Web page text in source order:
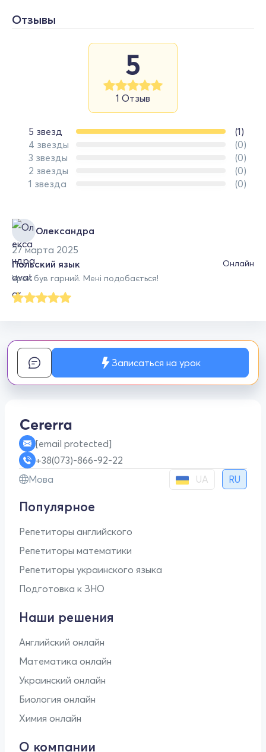
Отзывы
5
1 Отзыв
5 звезд
(1)
4 звезды
(0)
3 звезды
(0)
2 звезды
(0)
1 звезда
(0)
Олександра
27 марта 2025
Онлайн
Польский язык
Урок був гарний. Мені подобається!
Записаться на урок
[email protected]
+38(073)-866-92-22
Мова
UA RU
Популярное
Репетиторы английского
Репетиторы математики
Репетиторы украинского языка
Подготовка к ЗНО
Наши решения
Английский онлайн
Математика онлайн
Украинский онлайн
Биология онлайн
Химия онлайн
О компании